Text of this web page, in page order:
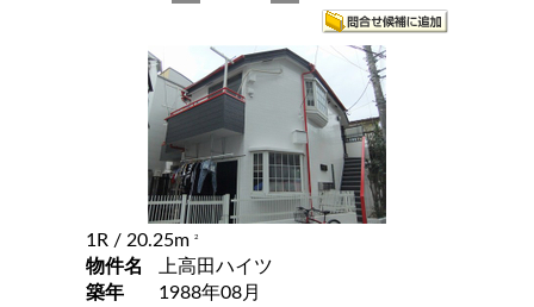
1R / 20.25m 2
物件名
上高田ハイツ
築年
1988年08月